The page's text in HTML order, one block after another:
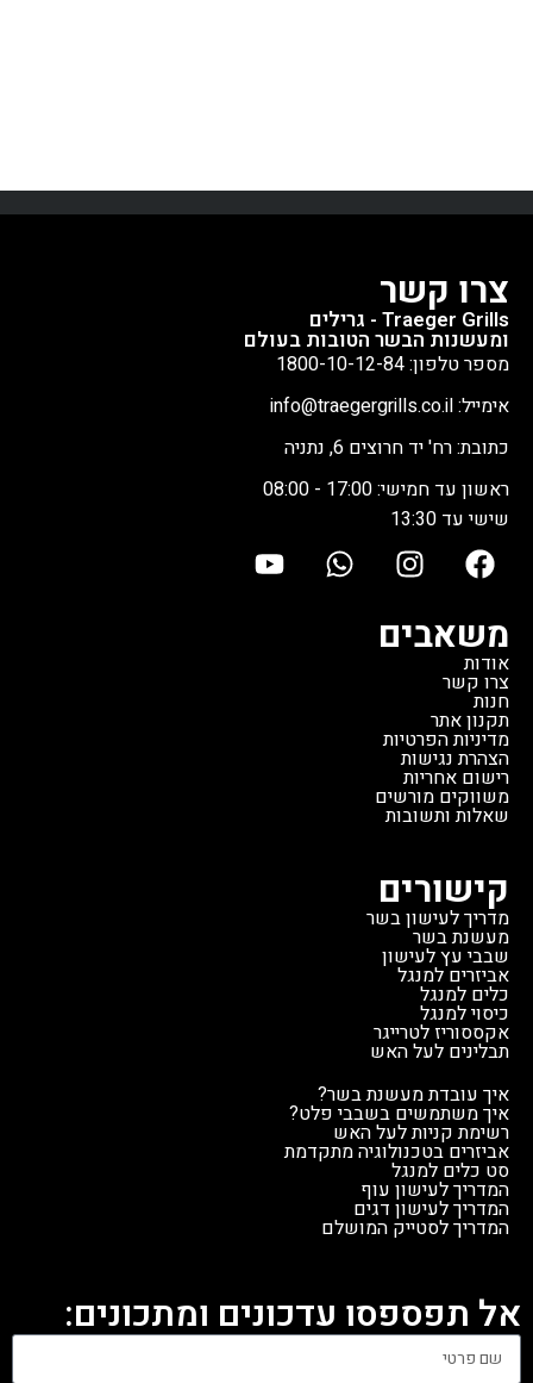
צרו קשר
Traeger Grills - גרילים
ומעשנות הבשר הטובות בעולם
מספר טלפון: 1800-10-12-84
אימייל: info@traegergrills.co.il
כתובת: רח' יד חרוצים 6, נתניה
ראשון עד חמישי: 17:00 - 08:00
שישי עד 13:30
משאבים
אודות
צרו קשר
חנות
תקנון אתר
מדיניות הפרטיות
הצהרת נגישות
רישום אחריות
משווקים מורשים
שאלות ותשובות
קישורים
מדריך לעישון בשר
מעשנת בשר
שבבי עץ לעישון
אביזרים למנגל
כלים למנגל
כיסוי למנגל
אקססוריז לטרייגר
תבלינים לעל האש
איך עובדת מעשנת בשר?
איך משתמשים בשבבי פלט?
רשימת קניות לעל האש
אביזרים בטכנולוגיה מתקדמת
סט כלים למנגל
המדריך לעישון עוף
המדריך לעישון דגים
המדריך לסטייק המושלם
אל תפספסו עדכונים ומתכונים: